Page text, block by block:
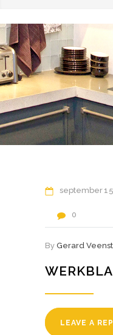
september15
0
By Gerard
LEAVE A